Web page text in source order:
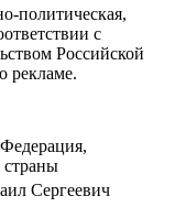
политическая,
с
Российской
рекламе.
страны
Сергеевич